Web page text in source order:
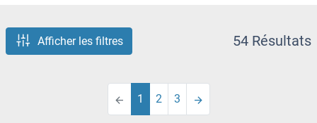
Afficher les filtres 54 Résultats
1 2 3